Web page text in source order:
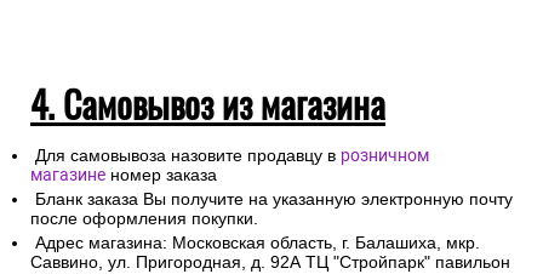
4. Самовывоз из магазина
Для самовывоза назовите продавцу в розничном
магазине номер заказа
Бланк заказа Вы получите на указанную электронную почту
после оформления покупки.
Адрес магазина: Московская область, г. Балашиха, мкр.
Саввино, ул. Пригородная, д. 92А ТЦ "Стройпарк" павильон